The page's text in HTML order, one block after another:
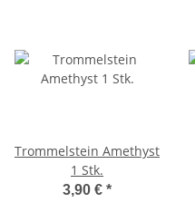
Trommelstein Amethyst
1 Stk.
3,90 € *